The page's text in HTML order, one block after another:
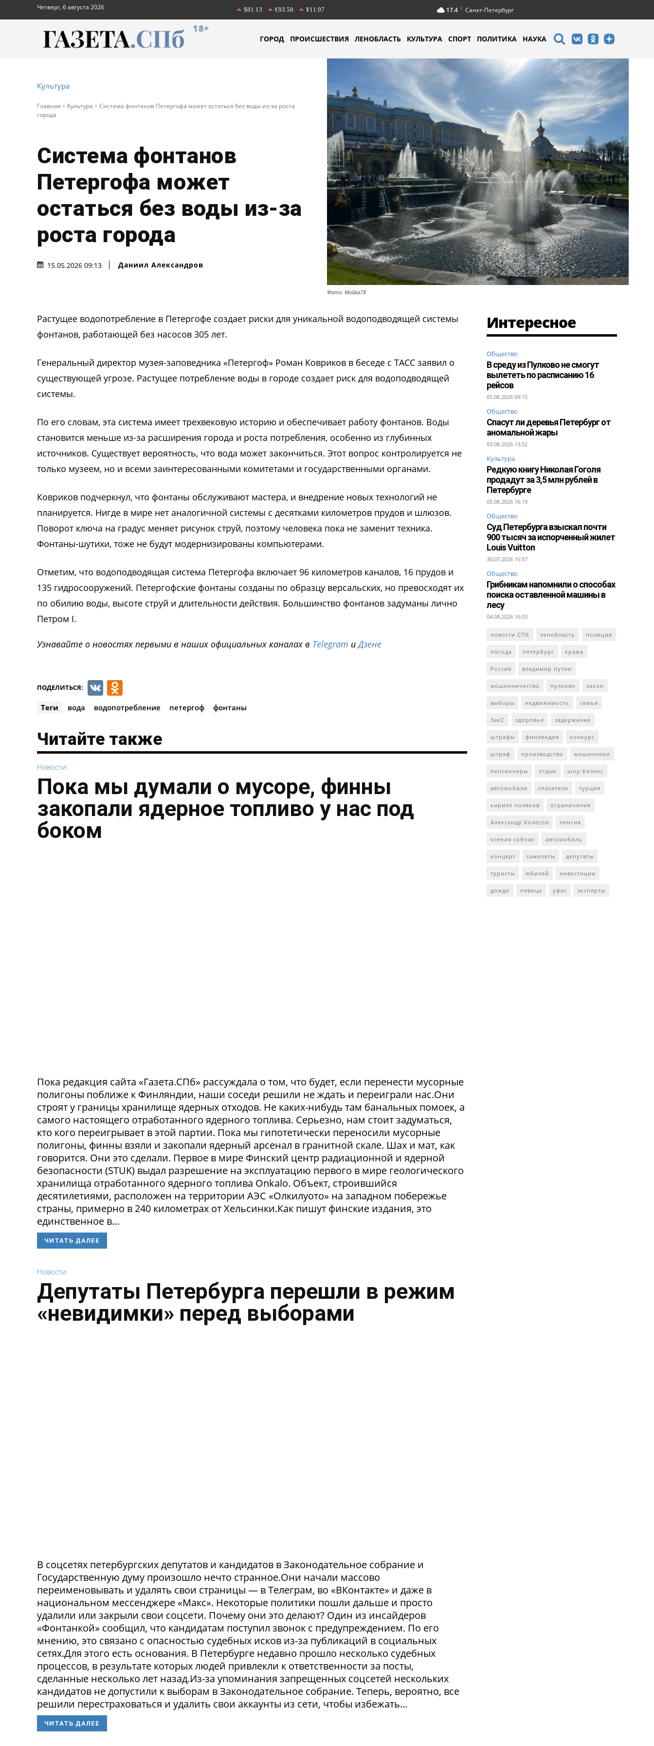
Четверг, 6 августа 2026 $81.13 €93.58 ¥11.97 17.4 C Санкт-Петербург
18+
ГОРОД ПРОИСШЕСТВИЯ ЛЕНОБЛАСТЬ КУЛЬТУРА СПОРТ ПОЛИТИКА НАУКА
Культура
Главная Культура
Система фонтанов Петергофа может остаться без воды из-за роста
города
Система фонтанов
Петергофа может
остаться без воды из-за
роста города
15.05.2026 09:13 Даниил Александров
Фото: Мойка78
Растущее водопотребление в Петергофе создает риски для уникальной водоподводящей системы
фонтанов, работающей без насосов 305 лет.
Генеральный директор музея-заповедника «Петергоф» Роман Ковриков в беседе с ТАСС заявил о
существующей угрозе. Растущее потребление воды в городе создает риск для водоподводящей
системы.
По его словам, эта система имеет трехвековую историю и обеспечивает работу фонтанов. Воды
становится меньше из-за расширения города и роста потребления, особенно из глубинных
источников. Существует вероятность, что вода может закончиться. Этот вопрос контролируется не
только музеем, но и всеми заинтересованными комитетами и государственными органами.
Ковриков подчеркнул, что фонтаны обслуживают мастера, и внедрение новых технологий не
планируется. Нигде в мире нет аналогичной системы с десятками километров прудов и шлюзов.
Поворот ключа на градус меняет рисунок струй, поэтому человека пока не заменит техника.
Фонтаны-шутихи, тоже не будут модернизированы компьютерами.
Отметим, что водоподводящая система Петергофа включает 96 километров каналов, 16 прудов и
135 гидросооружений. Петергофские фонтаны созданы по образцу версальских, но превосходят их
по обилию воды, высоте струй и длительности действия. Большинство фонтанов задуманы лично
Петром I.
Узнавайте о новостях первыми в наших официальных каналах в Telegram иДзене
ПОДЕЛИТЬСЯ: VK
Теги вода водопотребление петергоф фонтаны
Читайте также
Новости
Пока мы думали о мусоре, финны
закопали ядерное топливо у нас под
боком
Пока редакция сайта «Газета.СПб» рассуждала о том, что будет, если перенести мусорные
полигоны поближе к Финляндии, наши соседи решили не ждать и переиграли нас.Они
строят у границы хранилище ядерных отходов. Не каких-нибудь там банальных помоек, а
самого настоящего отработанного ядерного топлива. Серьезно, нам стоит задуматься,
кто кого переигрывает в этой партии. Пока мы гипотетически переносили мусорные
полигоны, финны взяли и закопали ядерный арсенал в гранитной скале. Шах и мат, как
говорится. Они это сделали. Первое в мире Финский центр радиационной и ядерной
безопасности (STUK) выдал разрешение на эксплуатацию первого в мире геологического
хранилища отработанного ядерного топлива Onkalo. Объект, строившийся
десятилетиями, расположен на территории АЭС «Олкилуото» на западном побережье
страны, примерно в 240 километрах от Хельсинки.Как пишут финские издания, это
единственное в...
ЧИТАТЬ ДАЛЕЕ
Новости
Депутаты Петербурга перешли в режим
«невидимки» перед выборами
В соцсетях петербургских депутатов и кандидатов в Законодательное собрание и
Государственную думу произошло нечто странное.Они начали массово
переименовывать и удалять свои страницы — в Телеграм, во «ВКонтакте» и даже в
национальном мессенджере «Макс». Некоторые политики пошли дальше и просто
удалили или закрыли свои соцсети. Почему они это делают? Один из инсайдеров
«Фонтанкой» сообщил, что кандидатам поступил звонок с предупреждением. По его
мнению, это связано с опасностью судебных исков из-за публикаций в социальных
сетях.Для этого есть основания. В Петербурге недавно прошло несколько судебных
процессов, в результате которых людей привлекли к ответственности за посты,
сделанные несколько лет назад.Из-за упоминания запрещенных соцсетей нескольких
кандидатов не допустили к выборам в Законодательное собрание. Теперь, вероятно, все
решили перестраховаться и удалить свои аккаунты из сети, чтобы избежать...
ЧИТАТЬ ДАЛЕЕ
Интересное
Общество
В среду из Пулково не смогут
вылететь по расписанию 16
рейсов
05.08.2026 09:15
Общество
Спасут ли деревья Петербург от
аномальной жары
03.08.2026 13:52
Культура
Редкую книгу Николая Гоголя
продадут за 3,5 млн рублей в
Петербурге
05.08.2026 16:19
Общество
Суд Петербурга взыскал почти
900 тысяч за испорченный жилет
Louis Vuitton
30.07.2026 16:57
Общество
Грибникам напомнили о способах
поиска оставленной машины в
лесу
04.08.2026 16:03
новости СПб ленобласть полиция
погода петербург кража
Россия владимир путин
мошенничество пулково закон
выборы недвижимость семья
ЗакС здоровье задержание
штрафы финляндия конкурс
штраф производство мошенники
пенсионеры отдых шоу-бизнес
автомобили спасатели турция
кирилл поляков ограничения
Александр Колесов пенсия
ксения собчак автомобиль
концерт самолеты депутаты
туристы юбилей инвестиции
дожди певица уфас эксперты